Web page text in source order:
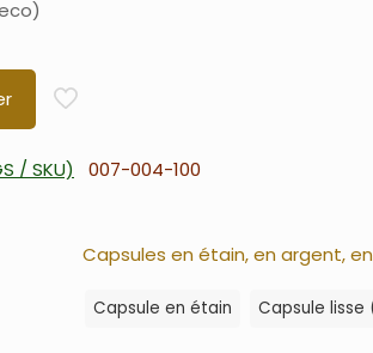
/ SKU)
007-004-100
Capsules en étain, en argent, en
Capsule en étain Capsule lisse